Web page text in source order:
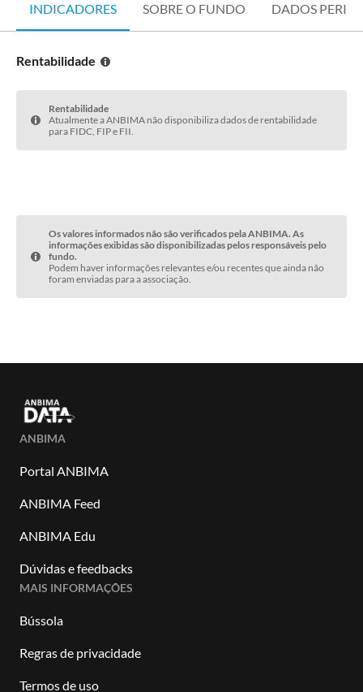
INDICADORES SOBRE O FUNDO DADOS
Rentabilidade
Rentabilidade
Atualmente a ANBIMA não disponibiliza dados de rentabilidade
para FIDC, FIP e FII.
Os valores informados não são verificados pela ANBIMA. As
informações exibidas são disponibilizadas pelos responsáveis pelo
fundo.
Podem haver informações relevantes e/ou recentes que ainda não
foram enviadas para a associação.
ANBIMA
Portal ANBIMA
ANBIMA Feed
ANBIMA Edu
Dúvidas e feedbacks
MAIS INFORMAÇÕES
Bússola
Regras de privacidade
Termos de uso